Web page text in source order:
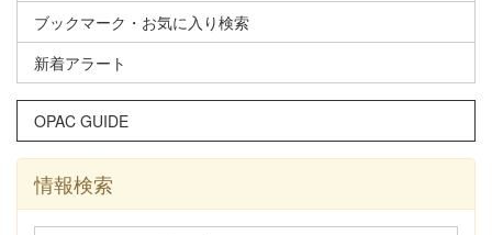
ブックマーク・お気に入り検索
新着アラート
OPAC GUIDE
情報検索